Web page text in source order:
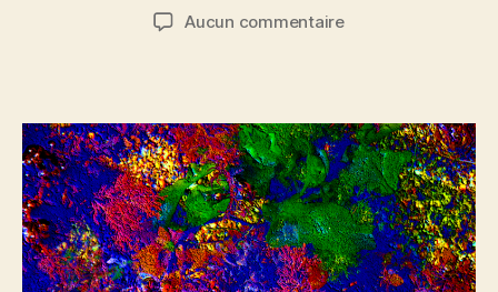
de
Aucun commentairesur